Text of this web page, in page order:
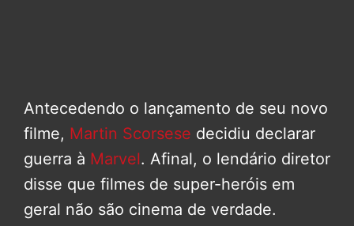
Antecedendo o lançamento de seu novo
filme, Martin Scorsese decidiu declarar
guerra à Marvel. Afinal, o lendário diretor
disse que filmes de super-heróis em
geral não são cinema de verdade.